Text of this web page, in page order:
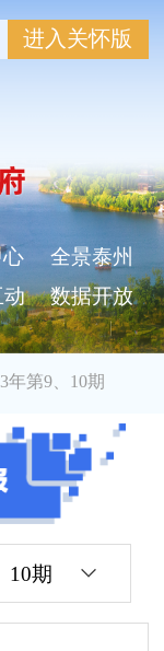
进入关怀版
全景泰州
数据开放
年第9、10期
10期